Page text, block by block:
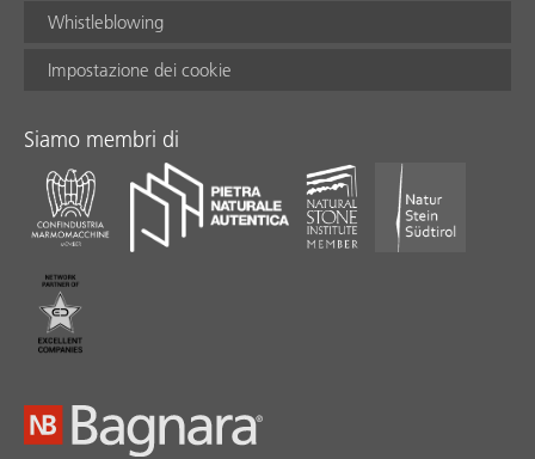
Whistleblowing
Impostazione dei cookie
Siamo membri di